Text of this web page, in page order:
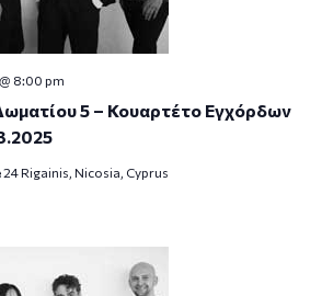
5 – Κουαρτέτο Εγχόρδων
8:00 pm
24 Rigainis, Nicosia, Cyprus